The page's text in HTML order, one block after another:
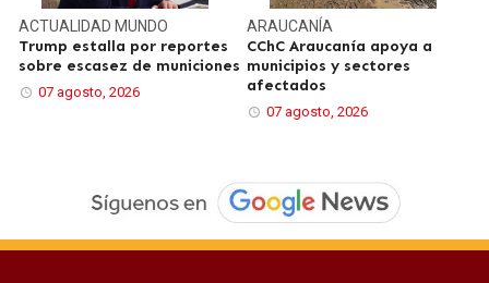
ACTUALIDAD MUNDO
Trump estalla por reportes
sobre escasez de municiones
07 agosto, 2026
ARAUCANÍA
CChC Araucanía apoya a
municipios y sectores
afectados
07 agosto, 2026